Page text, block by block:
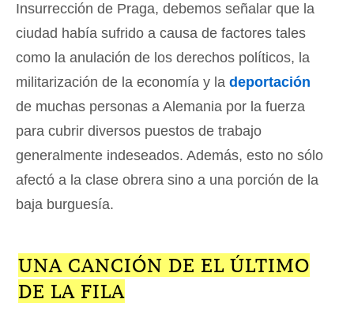
Insurrección de Praga, debemos señalar que la
ciudad había sufrido a causa de factores tales
como la anulación de los derechos políticos, la
militarización de la economía y la deportación
de muchas personas a Alemania por la fuerza
para cubrir diversos puestos de trabajo
generalmente indeseados. Además, esto no sólo
afectó a la clase obrera sino a una porción de la
baja burguesía.
UNA CANCIÓN DE EL ÚLTIMO
DE LA FILA